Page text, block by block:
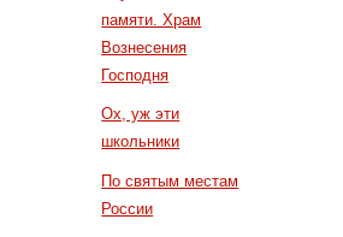
памяти. Храм
Вознесения
Господня
Ох, уж эти
школьники
По святым местам
России